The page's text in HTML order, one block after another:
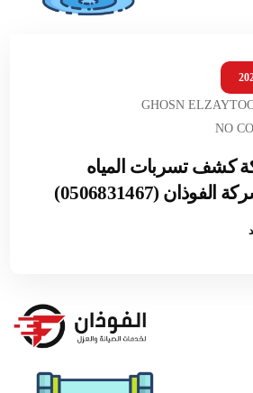
GHOSN
NO
كشف تسربات المياه
(0506831467)